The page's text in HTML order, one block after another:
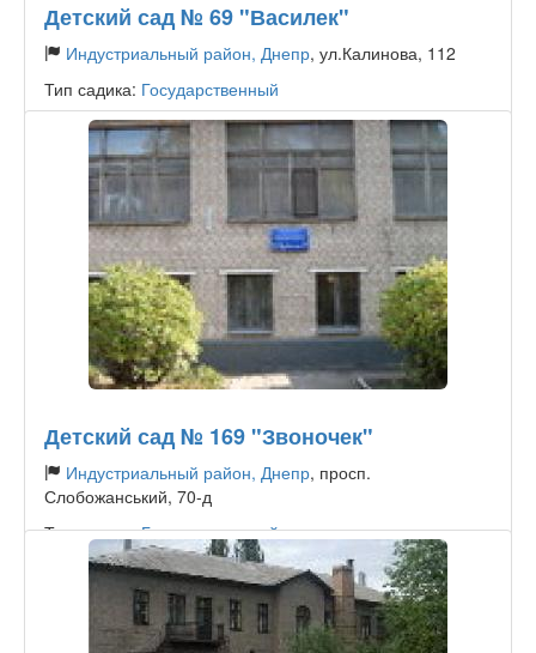
Детский сад № 69 "Василек"
Индустриальный район, Днепр, ул.Калинова, 112
Тип садика: Государственный
Детский сад № 169 "Звоночек"
Индустриальный район, Днепр, просп.
Слобожанський, 70-д
Тип садика:Государственный